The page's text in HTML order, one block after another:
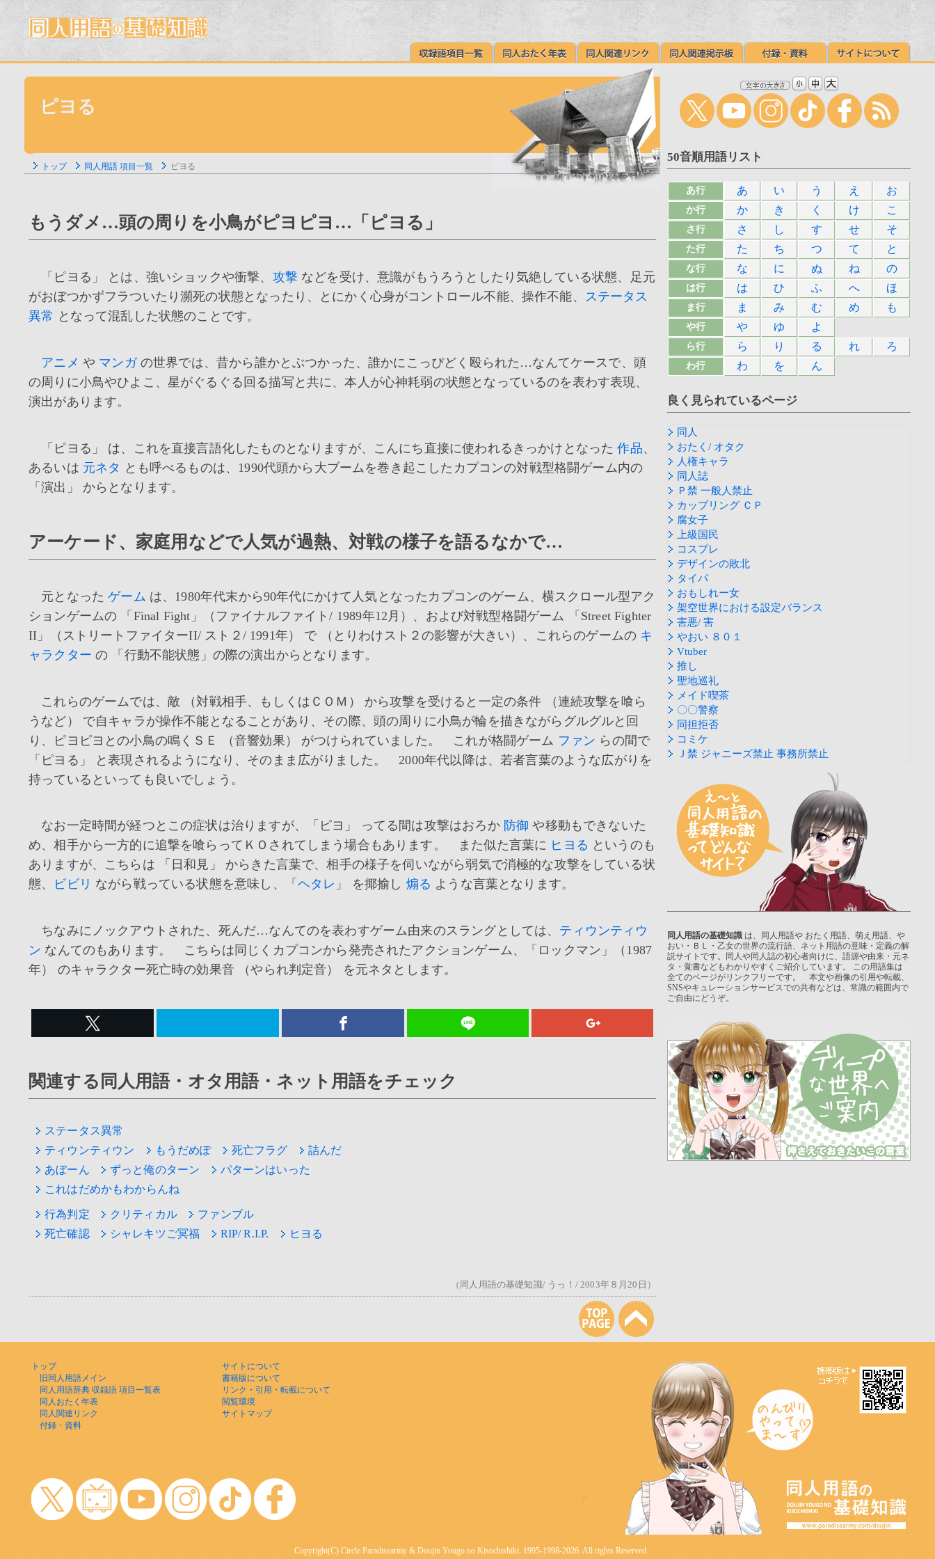
ピヨる
トップ 同人用語 項目一覧 ピヨる
もうダメ…頭の周りを小鳥がピヨピヨ…「ピヨる」
「ピヨる」 とは、強いショックや衝撃、 攻撃などを受け、意識がもうろうとしたり気絶している状態、足元
がおぼつかずフラついたり瀕死の状態となったり、とにかく心身がコントロール不能、操作不能、 ステータス
異常 となって混乱した状態のことです。
アニメ や マンガの世界では、昔から誰かとぶつかった、誰かにこっぴどく殴られた…なんてケースで、頭
の周りに小鳥やひよこ、星がぐるぐる回る描写と共に、本人が心神耗弱の状態となっているのを表わす表現、
演出があります。
「ピヨる」 は、これを直接言語化したものとなりますが、こんにち直接に使われるきっかけとなった作品、
あるいは 元ネタ とも呼べるものは、1990代頭から大ブームを巻き起こしたカプコンの対戦型格闘ゲーム内の
「演出」 からとなります。
アーケード、家庭用などで人気が過熱、対戦の様子を語るなかで…
元となったゲーム は、1980年代末から90年代にかけて人気となったカプコンのゲーム、横スクロール型アク
ションゲームの 「Final Fight」（ファイナルファイト/ 1989年12月）、および対戦型格闘ゲーム 「Street Fighter
II」（ストリートファイターII/ スト２/ 1991年） で （とりわけスト２の影響が大きい）、これらのゲームの キ
ャラクター の 「行動不能状態」の際の演出からとなります。
これらのゲームでは、敵 （対戦相手、もしくはＣＯＭ） から攻撃を受けると一定の条件 （連続攻撃を喰ら
うなど） で自キャラが操作不能となることがあり、その際、頭の周りに小鳥が輪を描きながらグルグルと回
り、ピヨピヨとの小鳥の鳴くＳＥ （音響効果） がつけられていました。 これが格闘ゲーム ファン らの間で
「ピヨる」 と表現されるようになり、そのまま広がりました。 2000年代以降は、若者言葉のような広がりを
持っているといっても良いでしょう。
なお一定時間が経つとこの症状は治りますが、「ピヨ」 ってる間は攻撃はおろか 防御 や移動もできないた
め、相手から一方的に追撃を喰らってＫＯされてしまう場合もあります。 また似た言葉に ヒヨる というのも
ありますが、こちらは 「日和見」 からきた言葉で、相手の様子を伺いながら弱気で消極的な攻撃をしている状
態、
ビビリ ながら戦っている状態を意味し、「 ヘタレ 」 を揶揄し 煽る ような言葉となります。
ちなみにノックアウトされた、死んだ…なんてのを表わすゲーム由来のスラングとしては、 ティウンティウ
ン なんてのもあります。 こちらは同じくカプコンから発売されたアクションゲーム、「ロックマン」（1987
年） のキャラクター死亡時の効果音 （やられ判定音） を元ネタとします。
関連する同人用語・オタ用語・ネット用語をチェック
ステータス異常
ティウンティウン
もうだめぽ 死亡フラグ
詰んだ
あぼーん
ずっと俺のターン
パターンはいった
これはだめかもわからんね
行為判定 クリティカル
ファンブル
死亡確認
シャレキツご冥福 RIP/ R.I.P. ヒヨる
（同人用語の基礎知識/ うっ！/ 2003年８月20日）
50音順用語リスト
あ行 あ い う え お
か行 か き く け こ
さ行 さ し す せ そ
た行 た ち つ て と
な行 な に ぬ ね の
は行 は ひ ふ へ ほ
ま行 ま み む め も
や行 や ゆ よ
ら行 ら り る れ ろ
わ行 わ を ん
良く見られているページ
同人
おたく/ オタク
人権キャラ
同人誌
Ｐ禁 一般人禁止
カップリング ＣＰ
腐女子
上級国民
コスプレ
デザインの敗北
タイパ
おもしれー女
架空世界における設定バランス
害悪/ 害
やおい ８０１
Vtuber
推し
聖地巡礼
メイド喫茶
〇〇警察
同担拒否
コミケ
Ｊ禁 ジャニーズ禁止 事務所禁止
同人用語の基礎知識 は、同人用語や おたく用語、萌え用語、や
おい・ＢＬ・乙女の世界の流行語、ネット用語の意味・定義の解
説サイトです。同人や同人誌の初心者向けに、語源や由来・元ネ
タ・覚書などもわかりやすくご紹介しています。 この用語集は
全てのページがリンクフリーです。 本文や画像の引用や転載、
SNSやキュレーションサービスでの共有などは、常識の範囲内で
ご自由にどうぞ。
トップ
旧同人用語メイン
同人用語辞典 収録語 項目一覧表
同人おたく年表
同人関連リンク
付録・資料
サイトについて
書籍版について
リンク・引用・転載について
閲覧環境
サイトマップ
Copyright(C) Circle Paradisearmy & Doujin Yougo no Kisochishiki. 1995-1998-2026. All rights Reserved.